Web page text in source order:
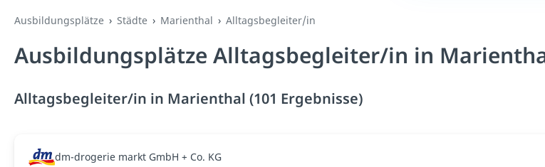
Ausbildungsplätze Städte Marienthal Alltagsbegleiter/in
Ausbildungsplätze Alltagsbegleiter/in in
Alltagsbegleiter/in in Marienthal (101 Ergebnisse)
dm-drogerie markt GmbH + Co. KG